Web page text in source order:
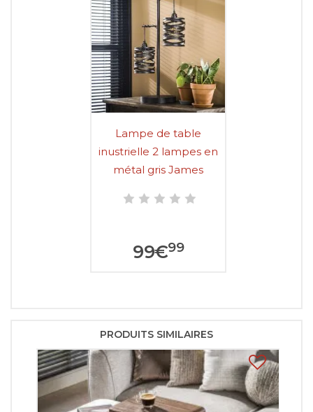
Lampe de table
inustrielle 2 lampes en
métal gris James
99€99
PRODUITS SIMILAIRES